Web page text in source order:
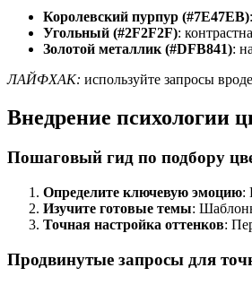
Королевский пурпур (#7E47EB)
Угольный (#2F2F2F):
Золотой металлик (#DFB841):
ЛАЙФХАК: используйте запросы вроде
Внедрение психологии
Пошаговый гид по подбору
Определите ключевую эмоцию:
Изучите готовые темы:
Точная настройка оттенков:
Продвинутые запросы для